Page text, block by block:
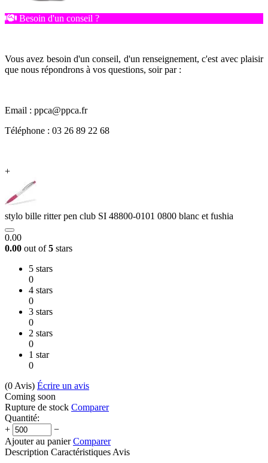
Besoin d'un conseil ?
Vous avez besoin d'un conseil, d'un renseignement, c'est avec plaisir
que nous répondrons à vos questions, soir par :
Email : ppca@ppca.fr
Téléphone : 03 26 89 22 68
+
stylo bille ritter pen club SI 48800-0101 0800 blanc et fushia
0.00
0.00 out of5 stars
5 stars
0
4 stars
0
3 stars
0
2 stars
0
1 star
0
(0 Avis) Écrire un avis
Coming soon
Rupture de stock Comparer
Quantité:
+
−
Ajouter au panier Comparer
Description Caractéristiques Avis